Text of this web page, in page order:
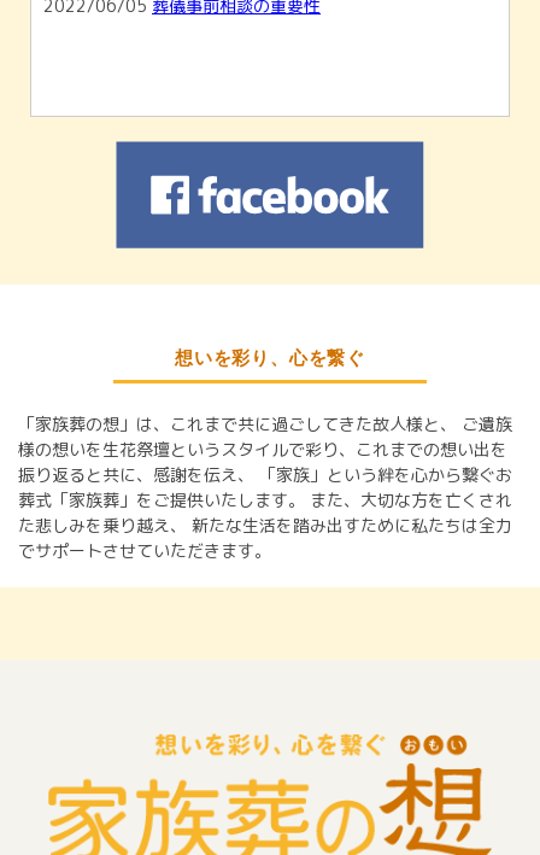
2022/06/05 葬儀事前相談の重要性
想いを彩り、心を繋ぐ
「家族葬の想」は、これまで共に過ごしてきた故人様と、
ご遺族
様の想いを生花祭壇というスタイルで彩り、これまでの想い出を
振り返ると共に、感謝を伝え、
「家族」という絆を心から繋ぐお
葬式「家族葬」をご提供いたします。
また、大切な方を亡くされ
た悲しみを乗り越え、
新たな生活を踏み出すために私たちは全力
でサポートさせていただきます。